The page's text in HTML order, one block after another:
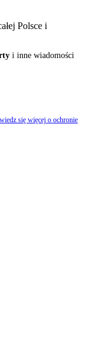
Polsce i
i inne wiadomości
się więcej o ochronie